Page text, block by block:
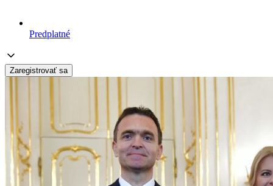
Predplatné
Zaregistrovať sa